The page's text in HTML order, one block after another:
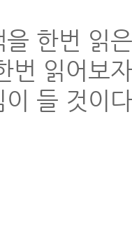
을 한번 읽
번 읽어보
이 들 것이